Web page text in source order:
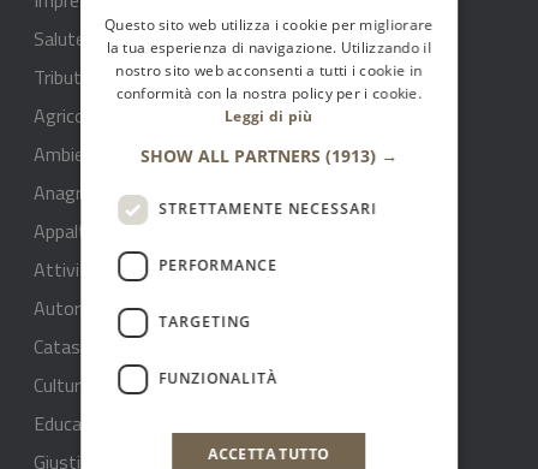
Salute, benessere e assistenza
Tributi, finanze e contravvenzioni
Agricoltura
Ambiente
Anagrafe e stato civile
Appalti pubblici
Attività produttive e commercio
Autorizzazioni
Catasto e urbanistica
Cultura e tempo libero
Educazione e formazione
Giustizia e sicurezza pubblica
Questo sito web utilizza i cookie per migliorare
la tua esperienza di navigazione. Utilizzando il
nostro sito web acconsenti a tutti i cookie in
conformità con la nostra policy per i cookie.
Leggi di più
SHOW ALL PARTNERS (1913) →
STRETTAMENTE NECESSARI
PERFORMANCE
TARGETING
FUNZIONALITÀ
ACCETTA TUTTO